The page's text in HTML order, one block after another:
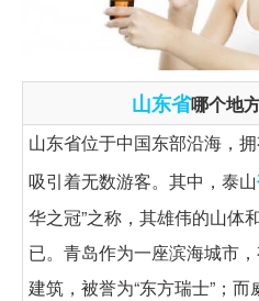
山东省哪个地
山东省位于中国东部沿海，
吸引着无数游客。其中，泰山
华之冠”之称，其雄伟的山体
已。青岛作为一座滨海城市
建筑，被誉为“东方瑞士”；